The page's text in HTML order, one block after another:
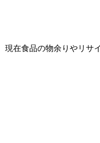
在食品の物余りやリ